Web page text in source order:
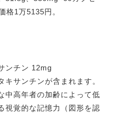
格1万5135円。
ンチン 12mg
サンチンが含まれます。
中高年者の加齢によって低
視覚的な記憶力（図形を認